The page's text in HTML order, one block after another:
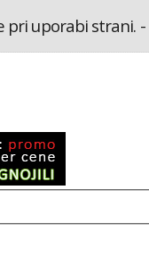
pri uporabi strani. -